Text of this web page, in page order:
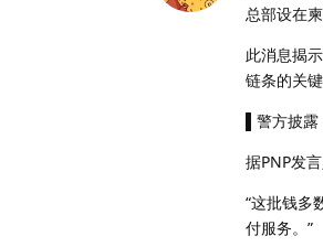
总部设在
此消息揭
链条的关键
▌警方披
据PNP发
“这批钱多
付服务。”